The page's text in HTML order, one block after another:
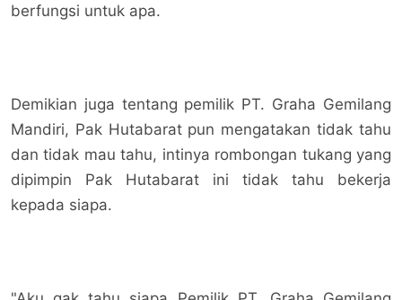
berfungsi untuk apa.
Demikian juga tentang pemilik PT. Graha Gemilang
Mandiri, Pak Hutabarat pun mengatakan tidak tahu
dan tidak mau tahu, intinya rombongan tukang yang
dipimpin Pak Hutabarat ini tidak tahu bekerja
kepada siapa.